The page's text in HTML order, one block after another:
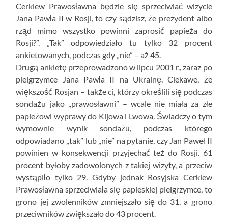
Cerkiew Prawosławna będzie się sprzeciwiać wizycie
Jana Pawła II w Rosji, to czy sądzisz, że prezydent albo
rząd mimo wszystko powinni zaprosić papieża do
Rosji?”. „Tak” odpowiedziało tu tylko 32 procent
ankietowanych, podczas gdy „nie” – aż 45.
Drugą ankietę przeprowadzono w lipcu 2001 r., zaraz po
pielgrzymce Jana Pawła II na Ukrainę. Ciekawe, że
większość Rosjan – także ci, którzy określili się podczas
sondażu jako „prawosławni” – wcale nie miała za złe
papieżowi wyprawy do Kijowa i Lwowa. Świadczy o tym
wymownie wynik sondażu, podczas którego
odpowiadano „tak” lub „nie” na pytanie, czy Jan Paweł II
powinien w konsekwencji przyjechać też do Rosji. 61
procent byłoby zadowolonych z takiej wizyty, a przeciw
wystąpiło tylko 29. Gdyby jednak Rosyjska Cerkiew
Prawosławna sprzeciwiała się papieskiej pielgrzymce, to
grono jej zwolenników zmniejszało się do 31, a grono
przeciwników zwiększało do 43 procent.